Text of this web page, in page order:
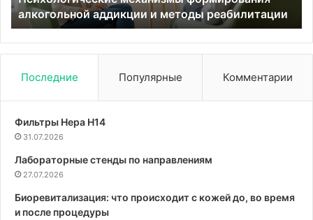
алкогольной аддикции и методы реабилитации
Последние Популярные Комментарии
Фильтры Hepa Н14
31.07.2026
Лабораторные стенды по направлениям
27.07.2026
Биоревитализация: что происходит с кожей до, во время
и после процедуры